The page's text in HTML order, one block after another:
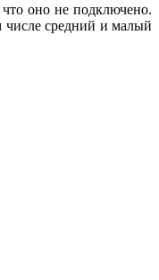
что оно не подключено.
числе средний и малый